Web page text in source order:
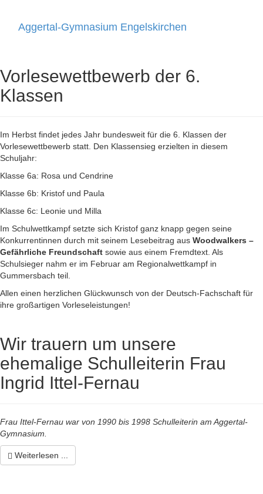
Aggertal-Gymnasium Engelskirchen
Vorlesewettbewerb der 6.
Klassen
Im Herbst findet jedes Jahr bundesweit für die 6. Klassen der
Vorlesewettbewerb statt. Den Klassensieg erzielten in diesem
Schuljahr:
Klasse 6a: Rosa und Cendrine
Klasse 6b: Kristof und Paula
Klasse 6c: Leonie und Milla
Im Schulwettkampf setzte sich Kristof ganz knapp gegen seine
Konkurrentinnen durch mit seinem Lesebeitrag aus Woodwalkers –
Gefährliche Freundschaft sowie aus einem Fremdtext. Als
Schulsieger nahm er im Februar am Regionalwettkampf in
Gummersbach teil.
Allen einen herzlichen Glückwunsch von der Deutsch-Fachschaft für
ihre großartigen Vorleseleistungen!
Wir trauern um unsere
ehemalige Schulleiterin Frau
Ingrid Ittel-Fernau
Frau Ittel-Fernau war von 1990 bis 1998 Schulleiterin am Aggertal-
Gymnasium.
Weiterlesen ...